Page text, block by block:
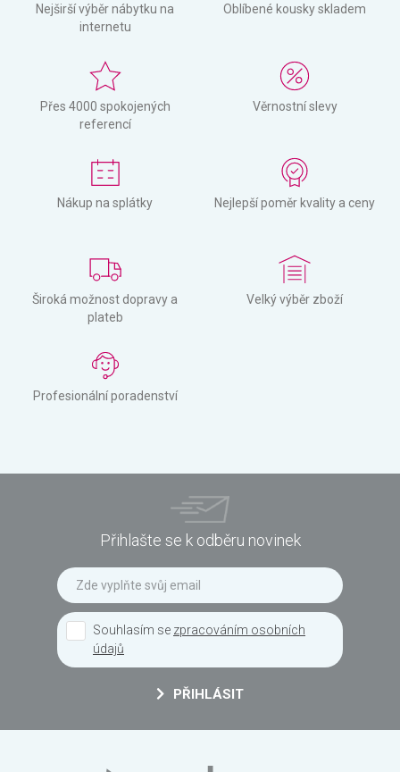
Nejširší výběr nábytku na
internetu
Oblíbené kousky skladem
Přes 4000 spokojených
referencí
Věrnostní slevy
Nákup na splátky Nejlepší poměr kvality a ceny
Široká možnost dopravy a
plateb
Velký výběr zboží
Profesionální poradenství
Přihlašte se k odběru novinek
Souhlasím se zpracováním osobních
údajů
PŘIHLÁSIT